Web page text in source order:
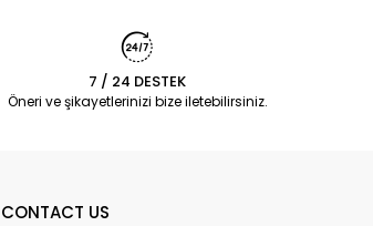
7 / 24 DESTEK
Öneri ve şikayetlerinizi bize iletebilirsiniz.
CONTACT US